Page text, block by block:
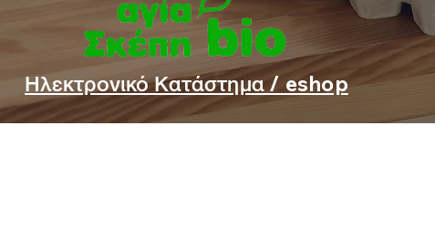
Ηλεκτρονικό Κατάστημα / eshop